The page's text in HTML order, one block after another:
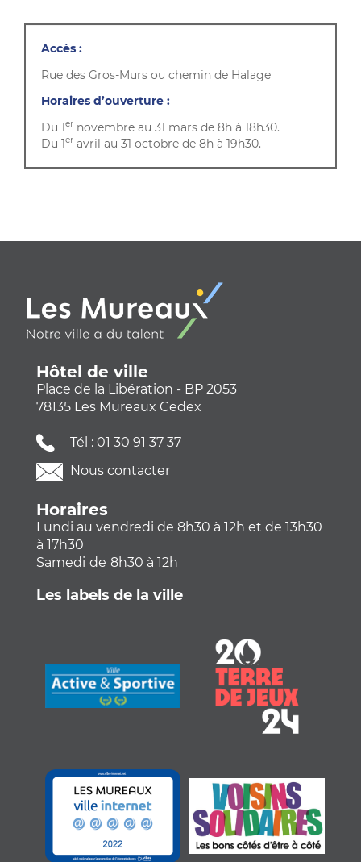
Accès :
Rue des Gros-Murs ou chemin de Halage
Horaires d’ouverture :
Du 1er novembre au 31 mars de 8h à 18h30.
Du 1er avril au 31 octobre de 8h à 19h30.
Hôtel de ville
Place de la Libération - BP 2053
78135 Les Mureaux Cedex
Tél : 01 30 91 37 37
Nous contacter
Horaires
Lundi au vendredi de 8h30 à 12h et de 13h30
à 17h30
Samedi de 8h30 à 12h
Les labels de la ville